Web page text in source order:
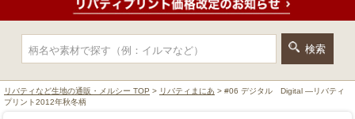
リバティなど生地の通販・メルシー TOP > リバティまにあ > #06 デジタル Digital ―リバティ
プリント2012年秋冬柄